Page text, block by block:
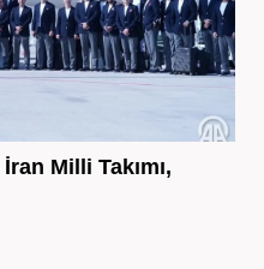
Milli Takımı,